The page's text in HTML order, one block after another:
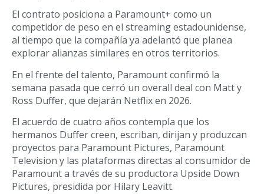
El contrato posiciona a Paramount+ como un
competidor de peso en el streaming estadounidense,
al tiempo que la compañía ya adelantó que planea
explorar alianzas similares en otros territorios.
En el frente del talento, Paramount confirmó la
semana pasada que cerró un overall deal con Matt y
Ross Duffer, que dejarán Netflix en 2026.
El acuerdo de cuatro años contempla que los
hermanos Duffer creen, escriban, dirijan y produzcan
proyectos para Paramount Pictures, Paramount
Television y las plataformas directas al consumidor de
Paramount a través de su productora Upside Down
Pictures, presidida por Hilary Leavitt.